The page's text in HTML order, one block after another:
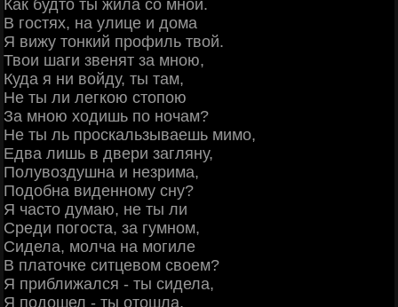
Как будто ты жила со мной.
В гостях, на улице и дома
Я вижу тонкий профиль твой.
Твои шаги звенят за мною,
Куда я ни войду, ты там,
Не ты ли легкою стопою
За мною ходишь по ночам?
Не ты ль проскальзываешь мимо,
Едва лишь в двери загляну,
Полувоздушна и незрима,
Подобна виденному сну?
Я часто думаю, не ты ли
Среди погоста, за гумном,
Сидела, молча на могиле
В платочке ситцевом своем?
Я приближался - ты сидела,
Я подошел - ты отошла,